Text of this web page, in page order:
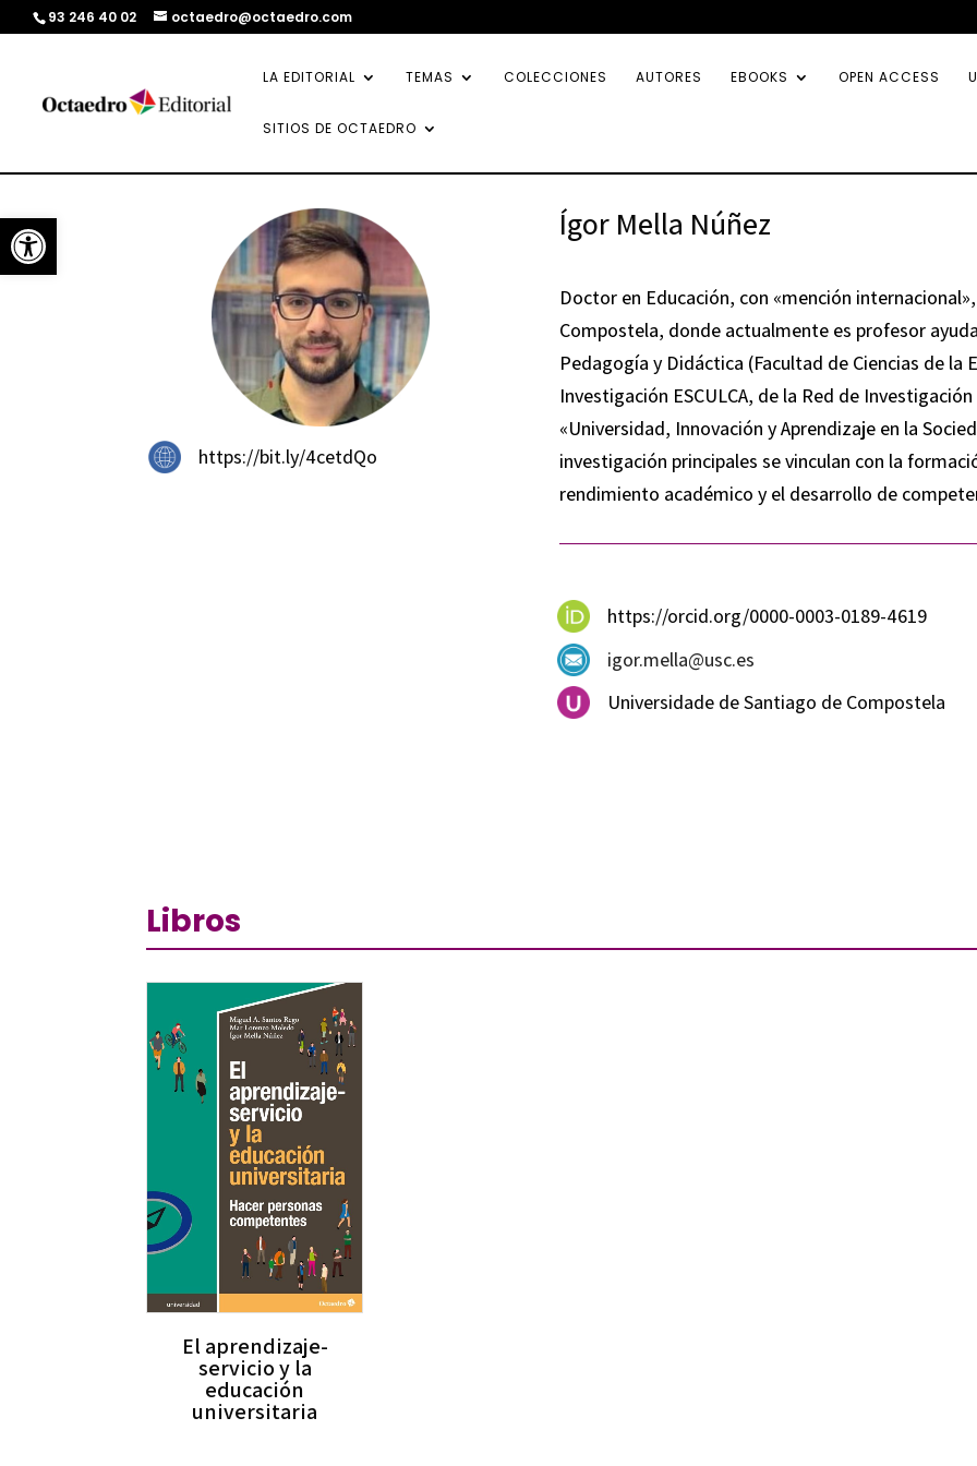
Abrir barra de herramientas
93 246 40 02 octaedro@octaedro.com
LA EDITORIAL TEMAS COLECCIONES AUTORES EBOOKS OPEN ACCESS
SITIOS DE OCTAEDRO
https://bit.ly/4cetdQo
Ígor Mella Núñez
Doctor en Educación, con «mención
Compostela, donde actualmente es profesor
Pedagogía y Didáctica (Facultad de Ciencias de la
Investigación ESCULCA, de la Red de
«Universidad, Innovación y Aprendizaje en la
investigación principales se vinculan con la
rendimiento académico y el desarrollo de
https://orcid.org/0000-0003-0189-4619
igor.mella@usc.es
Universidade de Santiago de Compostela
Libros
El aprendizaje-
servicio y la
educación
universitaria